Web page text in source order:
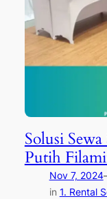
Solusi
Putih
Nov 7, 2024
in 1. Rental